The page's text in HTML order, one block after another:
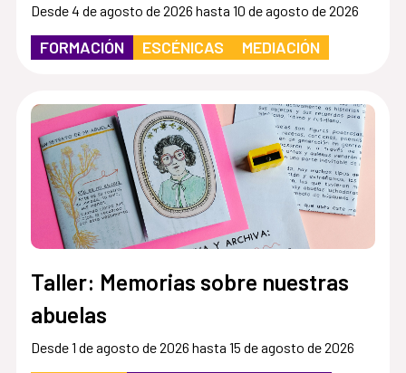
Desde 4 de agosto de 2026 hasta 10 de agosto de 2026
FORMACIÓN ESCÉNICAS MEDIACIÓN
Taller: Memorias sobre nuestras
abuelas
Desde 1 de agosto de 2026 hasta 15 de agosto de 2026